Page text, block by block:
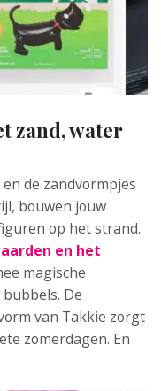
zand, water
de zandvormpjes
bouwen jouw
op het strand.
en het
magische
De
van Takkie zorgt
zomerdagen. En